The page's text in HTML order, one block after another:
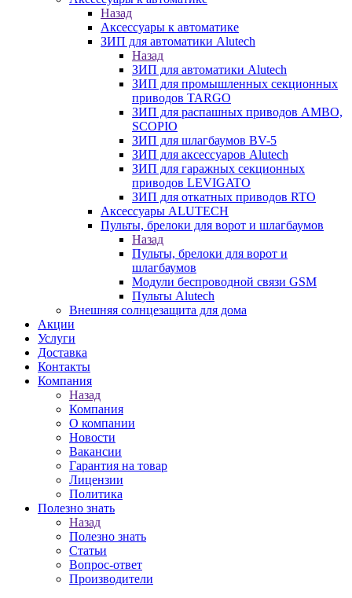
Назад
Аксессуары к автоматике
ЗИП для автоматики Alutech
Назад
ЗИП для автоматики Alutech
ЗИП для промышленных секционных
приводов TARGO
ЗИП для распашных приводов AMBO,
SCOPIO
ЗИП для шлагбаумов BV-5
ЗИП для аксессуаров Alutech
ЗИП для гаражных секционных
приводов LEVIGATO
ЗИП для откатных приводов RTO
Аксессуары ALUTECH
Пульты, брелоки для ворот и шлагбаумов
Назад
Пульты, брелоки для ворот и
шлагбаумов
Модули беспроводной связи GSM
Пульты Alutech
Внешняя солнцезащита для дома
Акции
Услуги
Доставка
Контакты
Компания
Назад
Компания
О компании
Новости
Вакансии
Гарантия на товар
Лицензии
Политика
Полезно знать
Назад
Полезно знать
Статьи
Вопрос-ответ
Производители